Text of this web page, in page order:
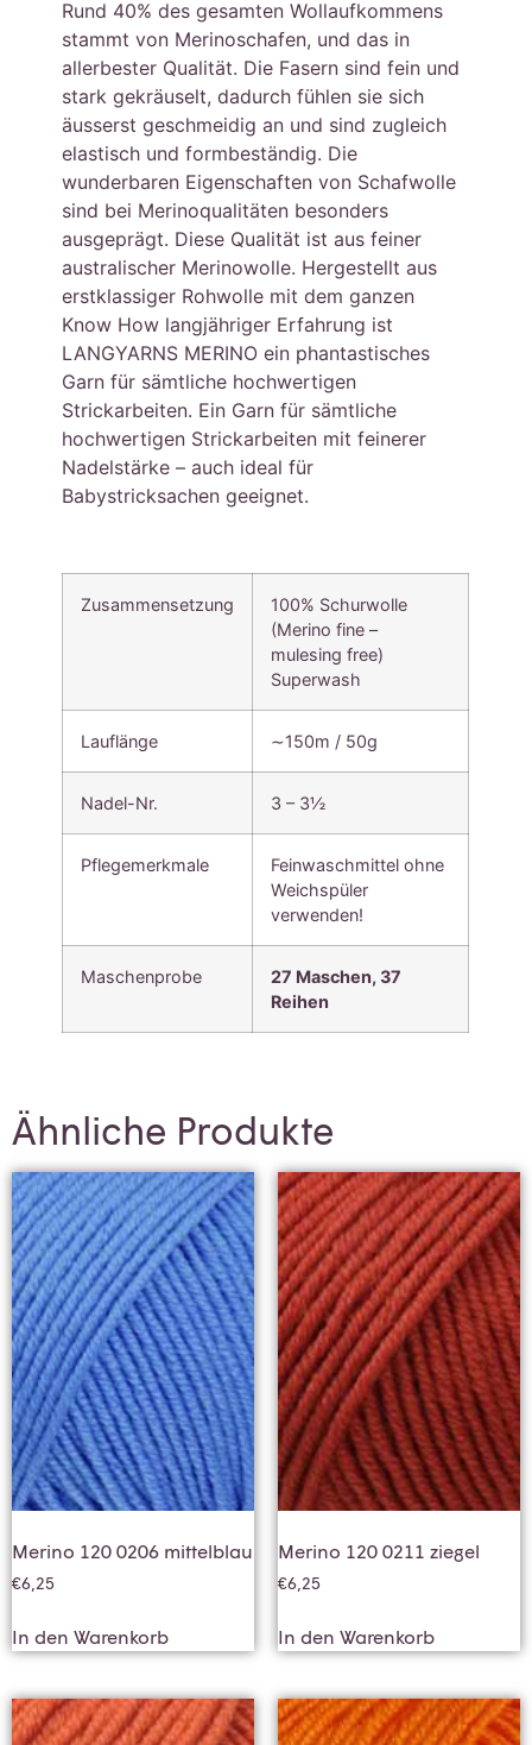
Rund 40% des gesamten Wollaufkommens
stammt von Merinoschafen, und das in
allerbester Qualität. Die Fasern sind fein und
stark gekräuselt, dadurch fühlen sie sich
äusserst geschmeidig an und sind zugleich
elastisch und formbeständig. Die
wunderbaren Eigenschaften von Schafwolle
sind bei Merinoqualitäten besonders
ausgeprägt. Diese Qualität ist aus feiner
australischer Merinowolle. Hergestellt aus
erstklassiger Rohwolle mit dem ganzen
Know How langjähriger Erfahrung ist
LANGYARNS MERINO ein phantastisches
Garn für sämtliche hochwertigen
Strickarbeiten. Ein Garn für sämtliche
hochwertigen Strickarbeiten mit feinerer
Nadelstärke – auch ideal für
Babystricksachen geeignet.
Zusammensetzung
100% Schurwolle
(Merino fine –
mulesing free)
Superwash
Lauflänge ∼150m / 50g
Nadel-Nr. 3 – 3½
Pflegemerkmale
Feinwaschmittel ohne
Weichspüler
verwenden!
Maschenprobe
27 Maschen, 37
Reihen
Ähnliche Produkte
Merino 120 0206 mittelblau
€6,25
In den Warenkorb
Merino 120 0211 ziegel
€6,25
In den Warenkorb